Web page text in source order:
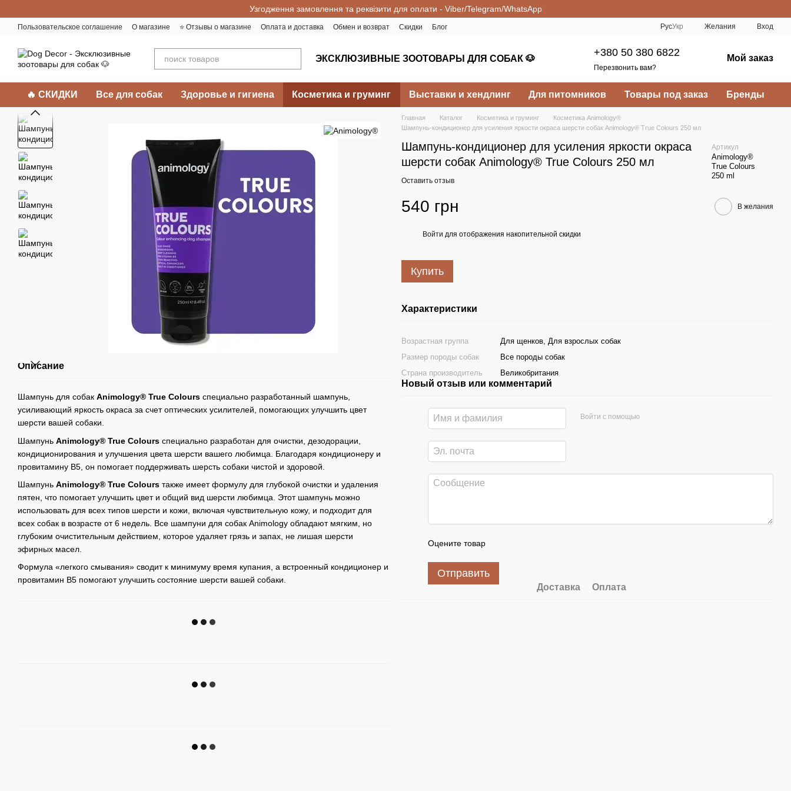
Узгодження замовлення та реквізити для оплати - Viber/Telegram/WhatsApp
Пользовательское соглашение О магазине ⭐️ Отзывы о магазине Оплата и доставка Обмен и возврат Скидки Блог РусУкр Желания Вход
ЭКСКЛЮЗИВНЫЕ ЗООТОВАРЫ ДЛЯ СОБАК 🐶
+380 50 380 6822
Перезвонить вам?
Мой заказ
🔥 СКИДКИ Все для собак Здоровье и гигиена Косметика и груминг Выставки и хендлинг Для питомников Товары под заказ Бренды
Описание
Шампунь для собак Animology® True Colours cпециально разработанный шампунь,
усиливающий яркость окраса за счет оптических усилителей, помогающих улучшить цвет
шерсти вашей собаки.
Шампунь Animology® True Colours специально разработан для очистки, дезодорации,
кондиционирования и улучшения цвета шерсти вашего любимца. Благодаря кондиционеру и
провитамину B5, он помогает поддерживать шерсть собаки чистой и здоровой.
Шампунь Animology® True Colours также имеет формулу для глубокой очистки и удаления
пятен, что помогает улучшить цвет и общий вид шерсти любимца. Этот шампунь можно
использовать для всех типов шерсти и кожи, включая чувствительную кожу, и подходит для
всех собак в возрасте от 6 недель. Все шампуни для собак Animology обладают мягким, но
глубоким очистительным действием, которое удаляет грязь и запах, не лишая шерсти
эфирных масел.
Формула «легкого смывания» сводит к минимуму время купания, а встроенный кондиционер и
провитамин B5 помогают улучшить состояние шерсти вашей собаки.
Главная Каталог Косметика и груминг
Косметика Animology®
Шампунь-кондиционер для усиления яркости окраса шерсти собак Animology® True Colours 250 мл
Шампунь-кондиционер для усиления яркости окраса
шерсти собак Animology® True Colours 250 мл
Артикул
Animology®
True Colours
250 ml
Оставить отзыв
540 грн В желания
Войти для отображения накопительной скидки
Купить
Характеристики
Возрастная группа
Для щенков, Для взрослых собак
Размер породы собак
Все породы собак
Страна производитель
Великобритания
Новый отзыв или комментарий
Войти с помощью
Оцените товар
Отправить
Доставка Оплата